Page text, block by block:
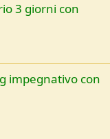
3 giorni con
impegnativo con